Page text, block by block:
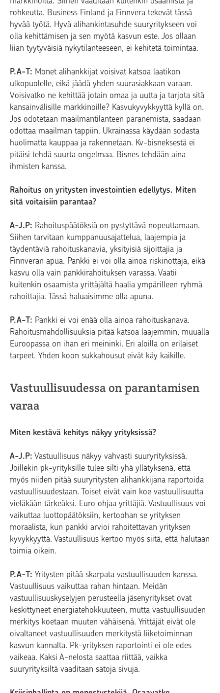
rohkeutta. Business Finland ja Finnvera tekevät tässä
hyvää työtä. Hyvä alihankintasuhde suuryritykseen voi
olla kehittämisen ja sen myötä kasvun este. Jos ollaan
liian tyytyväisiä nykytilanteeseen, ei kehitetä toimintaa.
P.A-T: Monet alihankkijat voisivat katsoa laatikon
ulkopuolelle, eikä jäädä yhden suurasiakkaan varaan.
Voisivatko ne kehittää jotain omaa ja uutta ja tarjota sitä
kansainvälisille markkinoille? Kasvukyvykkyyttä kyllä on.
Jos odotetaan maailmantilanteen paranemista, saadaan
odottaa maailman tappiin. Ukrainassa käydään sodasta
huolimatta kauppaa ja rakennetaan. Kv-bisneksestä ei
pitäisi tehdä suurta ongelmaa. Bisnes tehdään aina
ihmisten kanssa.
Rahoitus on yritysten investointien edellytys. Miten
sitä voitaisiin parantaa?
A-J.P: Rahoituspäätöksiä on pystyttävä nopeuttamaan.
Siihen tarvitaan kumppanuusajattelua, laajempia ja
täydentäviä rahoituskanavia, yksityisiä sijoittajia ja
Finnveran apua. Pankki ei voi olla ainoa riskinottaja, eikä
kasvu olla vain pankkirahoituksen varassa. Vaatii
kuitenkin osaamista yrittäjältä haalia ympärilleen ryhmä
rahoittajia. Tässä haluaisimme olla apuna.
P.A-T: Pankki ei voi enää olla ainoa rahoituskanava.
Rahoitusmahdollisuuksia pitää katsoa laajemmin, muualla
Euroopassa on ihan eri meininki. Eri aloilla on erilaiset
tarpeet. Yhden koon sukkahousut eivät käy kaikille.
Vastuullisuudessa on parantamisen
varaa
Miten kestävä kehitys näkyy yrityksissä?
A-J.P: Vastuullisuus näkyy vahvasti suuryrityksissä.
Joillekin pk-yrityksille tulee silti yhä yllätyksenä, että
myös niiden pitää suuryritysten alihankkijana raportoida
vastuullisuudestaan. Toiset eivät vain koe vastuullisuutta
vieläkään tärkeäksi. Euro ohjaa yrittäjiä. Vastuullisuus voi
vaikuttaa luottopäätöksiin, kertoohan se yrityksen
moraalista, kun pankki arvioi rahoitettavan yrityksen
kyvykkyyttä. Vastuullisuus kertoo myös siitä, että halutaan
toimia oikein.
P.A-T: Yritysten pitää skarpata vastuullisuuden kanssa.
Vastuullisuus vaikuttaa rahan hintaan. Meidän
vastuullisuuskyselyjen perusteella jäsenyritykset ovat
keskittyneet energiatehokkuuteen, mutta vastuullisuuden
merkitys koetaan muuten vähäisenä. Yrittäjät eivät ole
oivaltaneet vastuullisuuden merkitystä liiketoiminnan
kasvun kannalta. Pk-yrityksen raportointi ei ole edes
vaikeaa. Kaksi A-nelosta saattaa riittää, vaikka
suuryrityksiltä vaaditaan satoja sivuja.